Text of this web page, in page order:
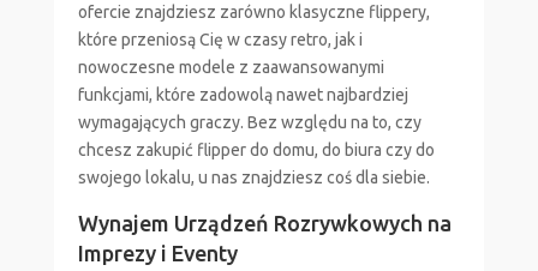
ofercie znajdziesz zarówno klasyczne flippery,
które przeniosą Cię w czasy retro, jak i
nowoczesne modele z zaawansowanymi
funkcjami, które zadowolą nawet najbardziej
wymagających graczy. Bez względu na to, czy
chcesz zakupić flipper do domu, do biura czy do
swojego lokalu, u nas znajdziesz coś dla siebie.
Wynajem Urządzeń Rozrywkowych na
Imprezy i Eventy